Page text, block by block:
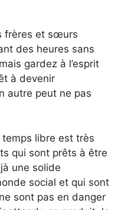
frères et sœurs
des heures sans
gardez à l’esprit
à devenir
autre peut ne pas
temps libre est très
qui sont prêts à être
une solide
social et qui sont
sont pas en danger